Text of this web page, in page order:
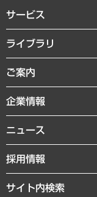
サービス
経営戦略
組織・人事戦略
デジタルイノベーション
共生・ダイバーシティ
GRC（ガバナンス・リス
経済・産業・雇用・労働
ライブラリ
経済調査
レポート
コラム
経営用語集
受託・受注実績（官公庁関
メディア掲載・出演
ご案内
セミナー・イベント情報
MUFGビジネスセミナー
受託案件情報
企業情報
私たちの想い
社長メッセージ
会社概要
ニュース
ニュースリリース
お知らせ
採用情報
サイト内検索